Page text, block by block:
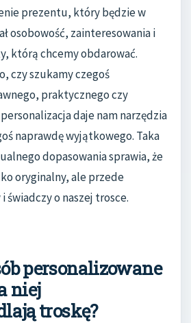
prezentu, który będzie w
osobowość, zainteresowania i
którą chcemy obdarować.
czy szukamy czegoś
praktycznego czy
daje nam narzędzia
naprawdę wyjątkowego. Taka
dopasowania sprawia, że
oryginalny, ale przede
o naszej trosce.
personalizowane
niej
troskę?